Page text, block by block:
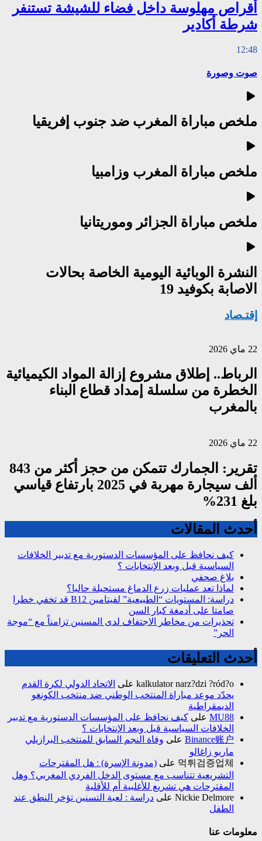
أقراص مهلوسة داخل فضاء للشيشة تستنفر
شرطة أكادير
12:48
صوت وصورة
ملخص مباراة المغرب ضد جنوب إفريقيا
ملخص مباراة المغرب وزامبيا
ملخص مباراة الجزائر وموريتانيا
النشرة الوبائية اليومية الخاصة بحالات
الاصابة بكوفيد 19
إقتـصاد
22 ماي 2026
الرباط.. إطلاق مشروع إزالة المواد الكيميائية
الخطرة من سلسلة إمداد قطاع البناء
بالمغرب
22 ماي 2026
تقرير: الجمارك تتمكن من حجز أكثر من 843
ألف سيجارة مهربة في 2025 بارتفاع قياسي
بلغ 231%
أحدث المقالات
كيف نحافظ على المؤسسات الدستورية مع تدبير الخلافات
السياسية قبل وبعد الإنتخابات ؟
بلاغ صحفي
لماذا تعد عمليات زرع الدماغ مستحيلة حاليا؟
دراسة: المستويات “الطبيعية” لفيتامين B12 قد تخفي خطرا
صامتا على أدمغة كبار السن
تحذيرات من مخاطر الاجتفاف لدى المسنين تزامناً مع “موجة
الحر”
أحدث التعليقات
kalkulator narz?dzi ?ród?o على الاتحاد الدولي لكرة القدم
يحدّد موعد مباراة المنتخب الوطني ضد منتخب الكونغو
الديمقراطية
MU88 على كيف نحافظ على المؤسسات الدستورية مع تدبير
الخلافات السياسية قبل وبعد الإنتخابات ؟
Binance账户 على وفاة النجم السابق للمنتخب البرازيلي
ماريو زاغالو
먹튀검증업체 على (مدونة الإسرة) : هل المقترحات
التشريعية تتناسب مع مستوى الدخل الفردي المغربي؟ وهل
المقترحات هي تشريع للأغلبية أم للأقلية
Nickie Delmore على دراسة : لعبة التسنين تؤخر النطق عند
الطفل
معلومات عنا